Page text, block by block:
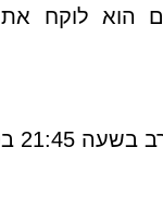
הוא לוקח
דה ז'נב בשוויץ.